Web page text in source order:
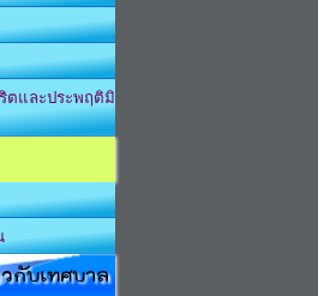
ตและประพฤติมิ
กับเทศบาล